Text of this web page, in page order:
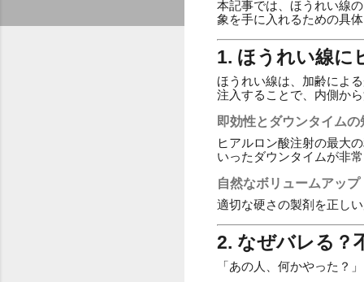
本記事では、ほうれい線
象を手に入れるための具
1. ほうれい線に
ほうれい線は、加齢によ
注入することで、内側か
即効性とダウンタイムの
ヒアルロン酸注射の最大
いったダウンタイムが非
自然なボリュームアップ
適切な硬さの製剤を正し
2. なぜバレる？
「あの人、何かやった？